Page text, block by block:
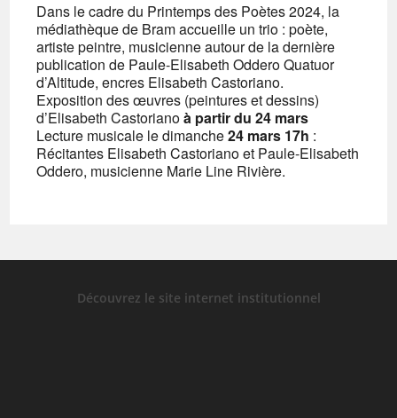
Dans le cadre du Printemps des Poètes 2024, la
médiathèque de Bram accueille un trio : poète,
artiste peintre, musicienne autour de la dernière
publication de Paule-Elisabeth Oddero Quatuor
d’Altitude, encres Elisabeth Castoriano.
Exposition des œuvres (peintures et dessins)
d’Elisabeth Castorianoà partir du 24 mars
Lecture musicale le dimanche24 mars 17h :
Récitantes Elisabeth Castoriano et Paule-Elisabeth
Oddero, musicienne Marie Line Rivière.
Découvrez le site internet institutionnel